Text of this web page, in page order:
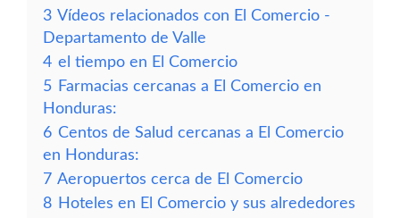
3 Vídeos relacionados con El Comercio -
Departamento de Valle
4 el tiempo en El Comercio
5 Farmacias cercanas a El Comercio en
Honduras:
6 Centos de Salud cercanas a El Comercio
en Honduras:
7 Aeropuertos cerca de El Comercio
8 Hoteles en El Comercio y sus alrededores